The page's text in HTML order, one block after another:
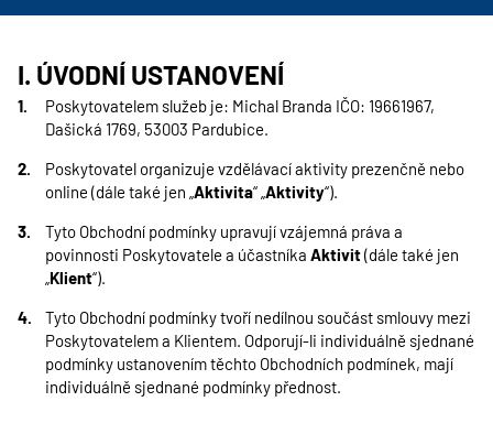
I. ÚVODNÍ USTANOVENÍ
Poskytovatelem služeb je: Michal Branda IČO: 19661967,
Dašická 1769, 53003 Pardubice.
Poskytovatel organizuje vzdělávací aktivity prezenčně nebo
online (dále také jen „Aktivita“ „Aktivity“).
Tyto Obchodní podmínky upravují vzájemná práva a
povinnosti Poskytovatele a účastníka Aktivit(dále také jen
„Klient“).
Tyto Obchodní podmínky tvoří nedílnou součást smlouvy mezi
Poskytovatelem a Klientem. Odporují-li individuálně sjednané
podmínky ustanovením těchto Obchodních podmínek, mají
individuálně sjednané podmínky přednost.